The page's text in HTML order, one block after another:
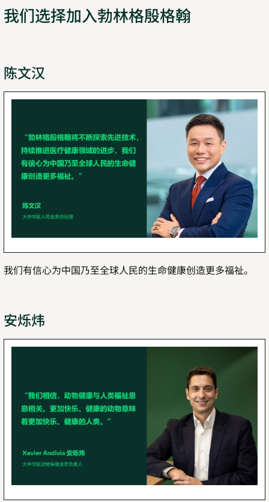
我们选择加入勃林格殷格翰
陈文汉
我们有信心为中国乃至全球人民的生命健康创造更多福祉。
安烁炜